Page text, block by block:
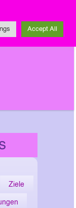
Ziele
Accept All